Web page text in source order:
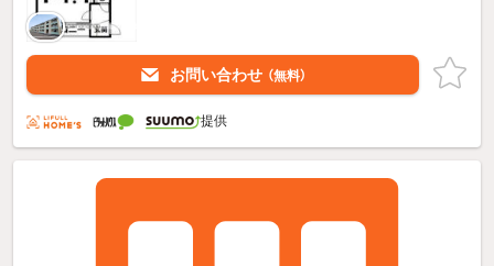
お問い合わせ （無料）
提供